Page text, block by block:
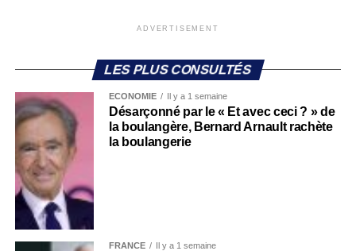
ADVERTISEMENT
LES PLUS CONSULTÉS
ECONOMIE Il y a 1 semaine
Désarçonné par le « Et avec ceci ? » de
la boulangère, Bernard Arnault rachète
la boulangerie
FRANCE Il y a 1 semaine